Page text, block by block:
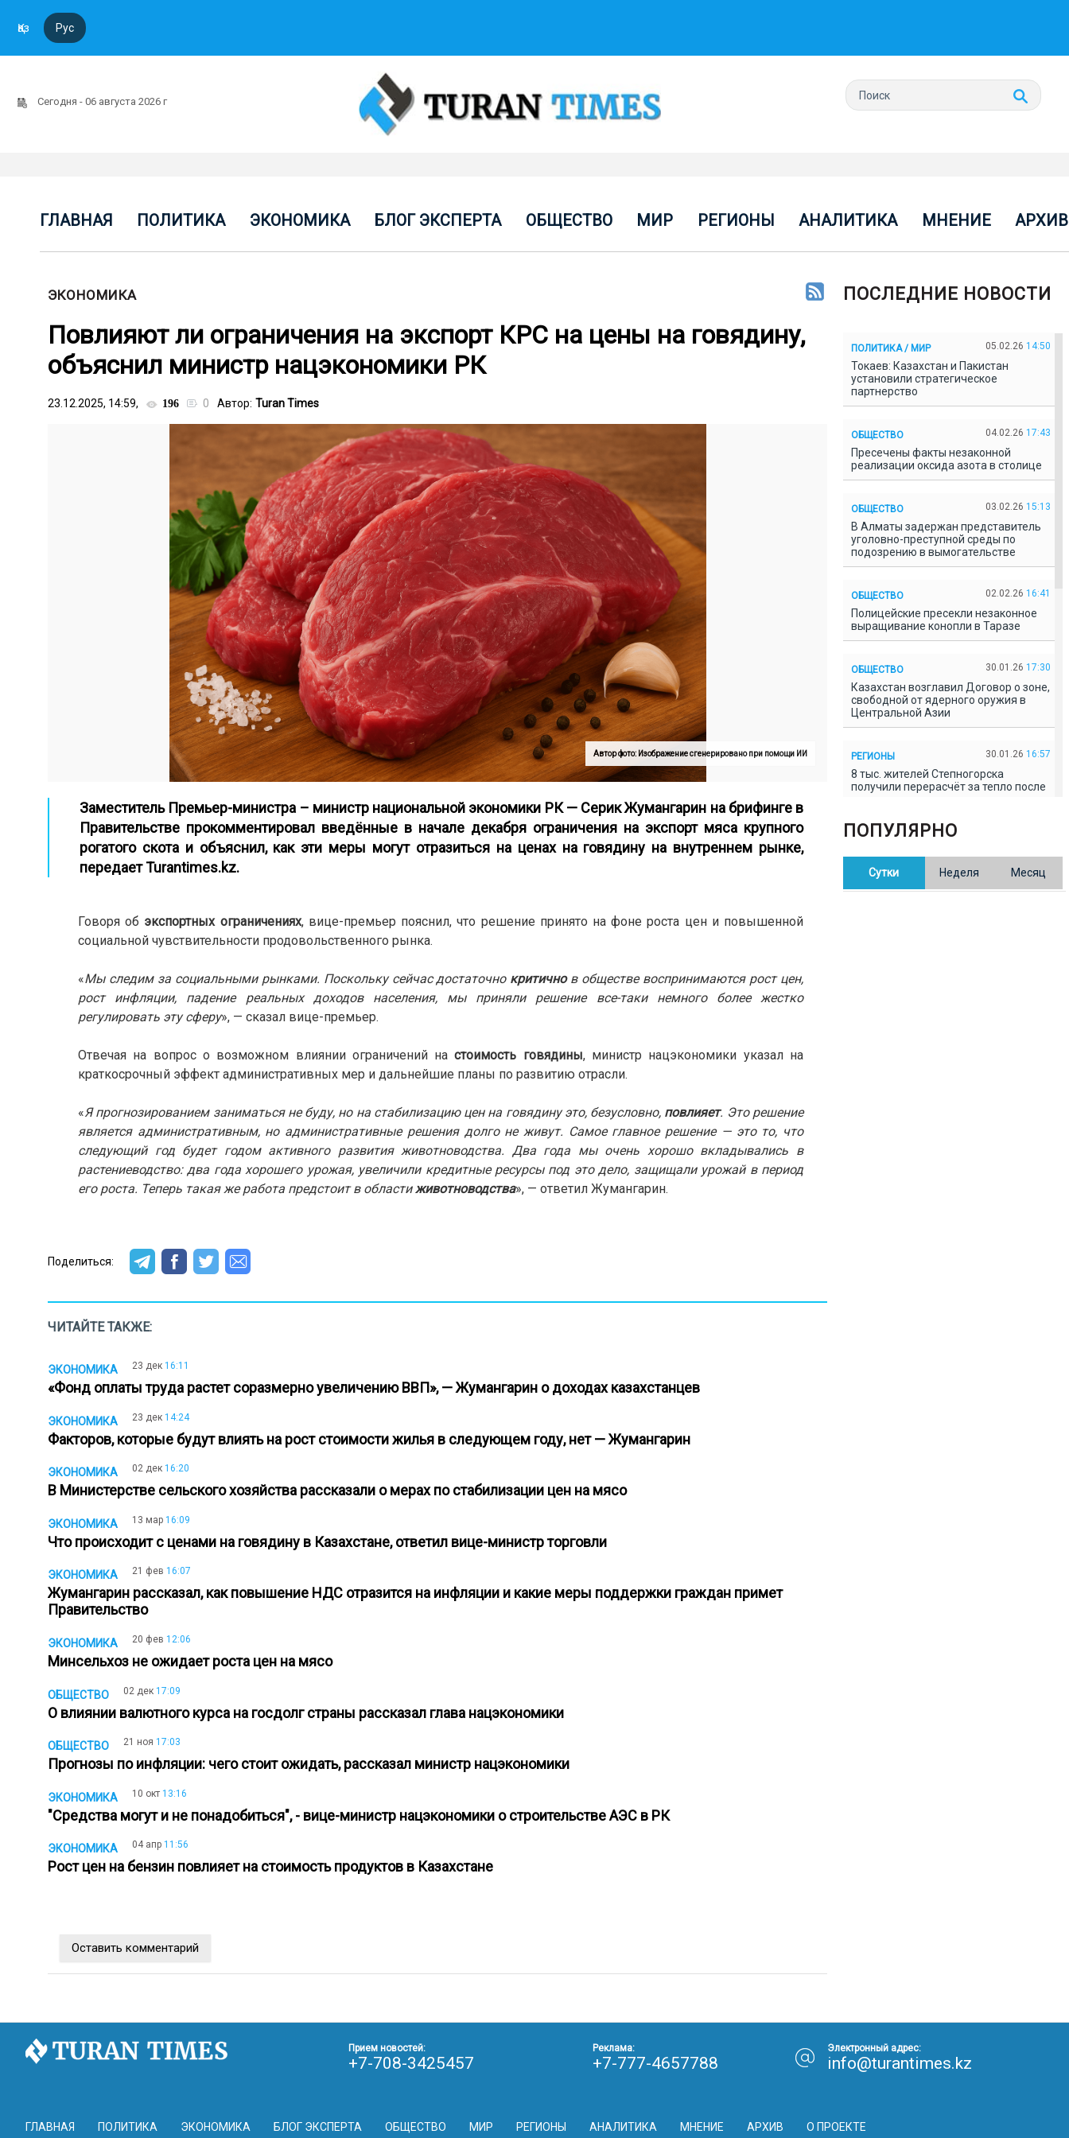
Қаз Рус
Сегодня - 06 августа 2026 г
ГЛАВНАЯ ПОЛИТИКА ЭКОНОМИКА БЛОГ ЭКСПЕРТА ОБЩЕСТВО МИР РЕГИОНЫ АНАЛИТИКА МНЕНИЕ АРХИВ
ЭКОНОМИКА
Повлияют ли ограничения на экспорт КРС на цены на говядину,
объяснил министр нацэкономики РК
23.12.2025, 14:59, 196 0 Автор: Turan Times
Автор фото: Изображение сгенерировано при помощи ИИ
Заместитель Премьер-министра – министр национальной экономики РК — Серик Жумангарин на брифинге в
Правительстве прокомментировал введённые в начале декабря ограничения на экспорт мяса крупного
рогатого скота и объяснил, как эти меры могут отразиться на ценах на говядину на внутреннем рынке,
передает Turantimes.kz.
Говоря об экспортных ограничениях, вице-премьер пояснил, что решение принято на фоне роста цен и повышенной
социальной чувствительности продовольственного рынка.
«Мы следим за социальными рынками. Поскольку сейчас достаточно критичнов обществе воспринимаются рост цен,
рост инфляции, падение реальных доходов населения, мы приняли решение все-таки немного более жестко
регулировать эту сферу», — сказал вице-премьер.
Отвечая на вопрос о возможном влиянии ограничений настоимость говядины, министр нацэкономики указал на
краткосрочный эффект административных мер и дальнейшие планы по развитию отрасли.
«Я прогнозированием заниматься не буду, но на стабилизацию цен на говядину это, безусловно, повлияет. Это решение
является административным, но административные решения долго не живут. Самое главное решение — это то, что
следующий год будет годом активного развития животноводства. Два года мы очень хорошо вкладывались в
растениеводство: два года хорошего урожая, увеличили кредитные ресурсы под это дело, защищали урожай в период
его роста. Теперь такая же работа предстоит в областиживотноводства», — ответил Жумангарин.
Поделиться:
ЧИТАЙТЕ ТАКЖЕ:
ЭКОНОМИКА 23 дек 16:11
«Фонд оплаты труда растет соразмерно увеличению ВВП», — Жумангарин о доходах казахстанцев
ЭКОНОМИКА 23 дек 14:24
Факторов, которые будут влиять на рост стоимости жилья в следующем году, нет — Жумангарин
ЭКОНОМИКА 02 дек 16:20
В Министерстве сельского хозяйства рассказали о мерах по стабилизации цен на мясо
ЭКОНОМИКА 13 мар 16:09
Что происходит с ценами на говядину в Казахстане, ответил вице-министр торговли
ЭКОНОМИКА 21 фев 16:07
Жумангарин рассказал, как повышение НДС отразится на инфляции и какие меры поддержки граждан примет
Правительство
ЭКОНОМИКА 20 фев 12:06
Минсельхоз не ожидает роста цен на мясо
ОБЩЕСТВО 02 дек 17:09
О влиянии валютного курса на госдолг страны рассказал глава нацэкономики
ОБЩЕСТВО 21 ноя 17:03
Прогнозы по инфляции: чего стоит ожидать, рассказал министр нацэкономики
ЭКОНОМИКА 10 окт 13:16
"Средства могут и не понадобиться", - вице-министр нацэкономики о строительстве АЭС в РК
ЭКОНОМИКА 04 апр 11:56
Рост цен на бензин повлияет на стоимость продуктов в Казахстане
Оставить комментарий
ПОСЛЕДНИЕ НОВОСТИ
ПОЛИТИКА / МИР 05.02.26 14:50
Токаев: Казахстан и Пакистан
установили стратегическое
партнерство
ОБЩЕСТВО 04.02.26 17:43
Пресечены факты незаконной
реализации оксида азота в столице
ОБЩЕСТВО 03.02.26 15:13
В Алматы задержан представитель
уголовно-преступной среды по
подозрению в вымогательстве
ОБЩЕСТВО 02.02.26 16:41
Полицейские пресекли незаконное
выращивание конопли в Таразе
ОБЩЕСТВО 30.01.26 17:30
Казахстан возглавил Договор о зоне,
свободной от ядерного оружия в
Центральной Азии
РЕГИОНЫ 30.01.26 16:57
8 тыс. жителей Степногорска
получили перерасчёт за тепло после
В Казахстане готовят новую
редакцию Конституции: меняется
ПОПУЛЯРНО
Сутки Неделя Месяц
ГЛАВНАЯ ПОЛИТИКА ЭКОНОМИКА БЛОГ ЭКСПЕРТА ОБЩЕСТВО МИР РЕГИОНЫ АНАЛИТИКА МНЕНИЕ АРХИВ О ПРОЕКТЕ
Прием новостей:
+7-708-3425457
Реклама:
+7-777-4657788
Электронный адрес:
info@turantimes.kz